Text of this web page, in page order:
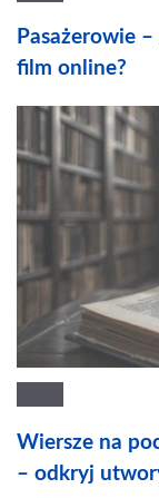
Pasażerowie
film online?
Wiersze na
– odkryj